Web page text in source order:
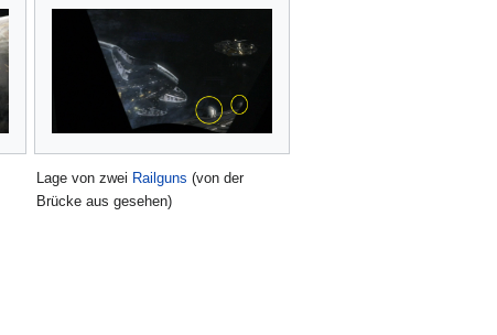
Lage von zwei Railguns (von der
Brücke aus gesehen)